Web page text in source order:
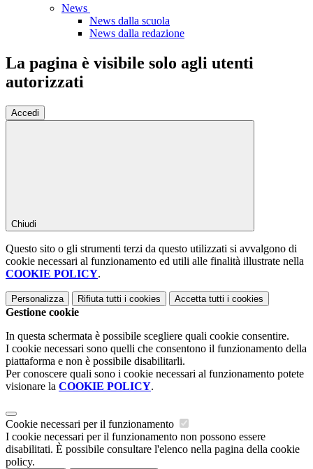
News
News dalla scuola
News dalla redazione
La pagina è visibile solo agli utenti
autorizzati
Accedi
Chiudi
Questo sito o gli strumenti terzi da questo utilizzati si avvalgono di
cookie necessari al funzionamento ed utili alle finalità illustrate nella
COOKIE POLICY.
Personalizza Rifiuta tutti i cookies Accetta tutti i cookies
Gestione cookie
In questa schermata è possibile scegliere quali cookie consentire.
I cookie necessari sono quelli che consentono il funzionamento della
piattaforma e non è possibile disabilitarli.
Per conoscere quali sono i cookie necessari al funzionamento potete
visionare la COOKIE POLICY.
Cookie necessari per il funzionamento
I cookie necessari per il funzionamento non possono essere
disabilitati. È possibile consultare l'elenco nella pagina della cookie
policy.